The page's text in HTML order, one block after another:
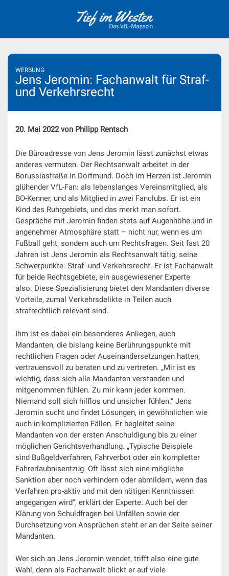
WERBUNG
Jens Jeromin: Fachanwalt für Straf-
und Verkehrsrecht
20. Mai 2022 von Philipp Rentsch
Die Büroadresse von Jens Jeromin lässt zunächst etwas
anderes vermuten. Der Rechtsanwalt arbeitet in der
Borussiastraße in Dortmund. Doch im Herzen ist Jeromin
glühender VfL-Fan: als lebenslanges Vereinsmitglied, als
BO-Kenner, und als Mitglied in zwei Fanclubs. Er ist ein
Kind des Ruhrgebiets, und das merkt man sofort.
Gespräche mit Jeromin finden stets auf Augenhöhe und in
angenehmer Atmosphäre statt – nicht nur, wenn es um
Fußball geht, sondern auch um Rechtsfragen. Seit fast 20
Jahren ist Jens Jeromin als Rechtsanwalt tätig, seine
Schwerpunkte: Straf- und Verkehrsrecht. Er ist Fachanwalt
für beide Rechtsgebiete, ein ausgewiesener Experte
also. Diese Spezialisierung bietet den Mandanten diverse
Vorteile, zumal Verkehrsdelikte in Teilen auch
strafrechtlich relevant sind.
Ihm ist es dabei ein besonderes Anliegen, auch
Mandanten, die bislang keine Berührungspunkte mit
rechtlichen Fragen oder Auseinandersetzungen hatten,
vertrauensvoll zu beraten und zu vertreten. „Mir ist es
wichtig, dass sich alle Mandanten verstanden und
mitgenommen fühlen. Zu mir kann jeder kommen.
Niemand soll sich hilflos und unsicher fühlen.“ Jens
Jeromin sucht und findet Lösungen, in gewöhnlichen wie
auch in komplizierten Fällen. Er begleitet seine
Mandanten von der ersten Anschuldigung bis zu einer
möglichen Gerichtsverhandlung. „Typische Beispiele
sind Bußgeldverfahren, Fahrverbot oder ein kompletter
Fahrerlaubnisentzug. Oft lässt sich eine mögliche
Sanktion aber noch verhindern oder abmildern, wenn das
Verfahren pro-aktiv und mit den nötigen Kenntnissen
angegangen wird“, erklärt der Experte. Auch bei der
Klärung von Schuldfragen bei Unfällen sowie der
Durchsetzung von Ansprüchen steht er an der Seite seiner
Mandanten.
Wer sich an Jens Jeromin wendet, trifft also eine gute
Wahl, denn als Fachanwalt blickt er auf viele